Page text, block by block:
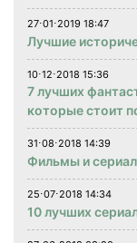
27⋅01⋅2019 18:47
Лучшие
10⋅12⋅2018 15:36
7 лучших
которые стоит
31⋅08⋅2018 14:39
Фильмы и
25⋅07⋅2018 14:34
10 лучших